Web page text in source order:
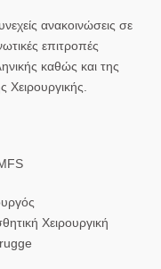
ανακοινώσεις σε
επιτροπές
καθώς και της
Χειρουργική